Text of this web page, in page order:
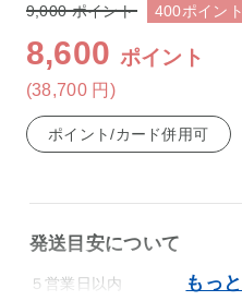
9,000ポイント 400ポイント
8,600 ポイント
(38,700 円 )
ポイント/カード併用可
発送目安について
５営業日以内